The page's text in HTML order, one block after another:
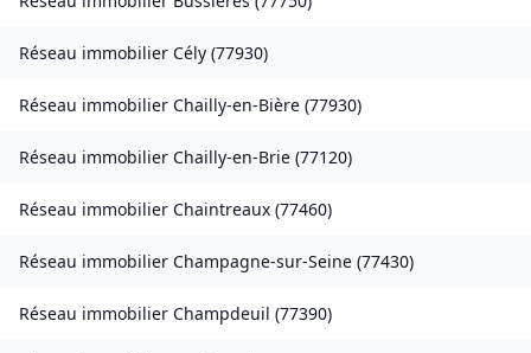
Réseau immobilier Cély (77930)
Réseau immobilier Chailly-en-Bière (77930)
Réseau immobilier Chailly-en-Brie (77120)
Réseau immobilier Chaintreaux (77460)
Réseau immobilier Champagne-sur-Seine (77430)
Réseau immobilier Champdeuil (77390)